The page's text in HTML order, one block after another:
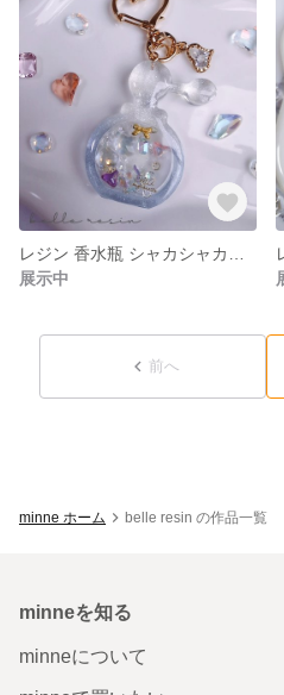
展示中
前へ
minne ホーム belle resin の作品一覧
minneを知る
minneについて